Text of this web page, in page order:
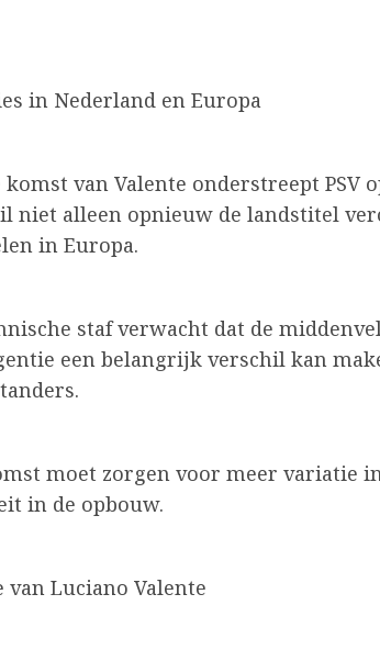
in Nederland en Europa
komst van Valente onderstreept PSV
niet alleen opnieuw de landstitel
in Europa.
staf verwacht dat de
een belangrijk verschil kan
moet zorgen voor meer variatie
in de opbouw.
van Luciano Valente